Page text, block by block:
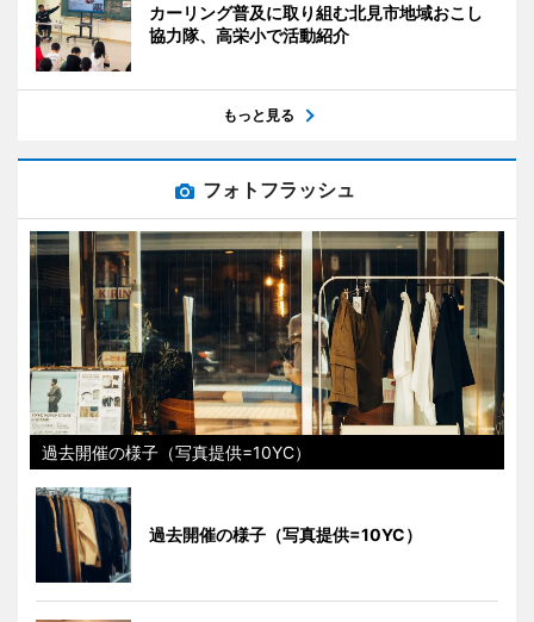
カーリング普及に取り組む北見市地域おこし
協力隊、高栄小で活動紹介
もっと見る
フォトフラッシュ
過去開催の様子（写真提供=10YC）
過去開催の様子（写真提供=10YC）